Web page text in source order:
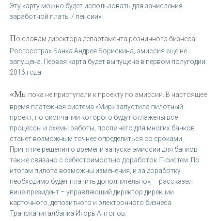
Эту карту можно будет использовать для зачисления
заработной платы / пенсии».
По словам директора департамента розничного бизнеса
Росгосстрах Банка Андрея Борискина, эмиссия еще не
запущена. Первая карта будет выпущена в первом полугодии
2016 года.
«Мы пока не приступали к проекту по эмиссии. В настоящее
время платежная система «Мир» запустила пилотный
проект, по окончании которого будут отлажены все
процессы и схемы работы, после чего для многих банков
станет возможным точнее определиться со сроками.
Принятие решения о времени запуска эмиссии для банков
также связано с себестоимостью доработок IT-систем. По
итогам пилота возможны изменения, и за доработку
необходимо будет платить дополнительно», – рассказал
вице-президент – управляющий директор дирекции
карточного, депозитного и электронного бизнеса
Транскапиталбанка Игорь Антонов.